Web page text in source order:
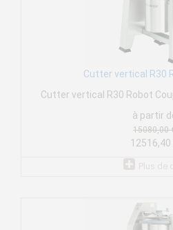
Cutter vertical R30
Cutter vertical R30 Robot
à partir
15080,00
12516,40